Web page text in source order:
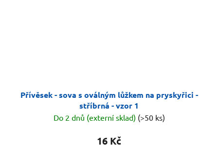
Přívěsek - sova s oválným lůžkem na pryskyřici -
stříbrná - vzor 1
Do 2 dnů (externí sklad) (>50 ks)
16 Kč